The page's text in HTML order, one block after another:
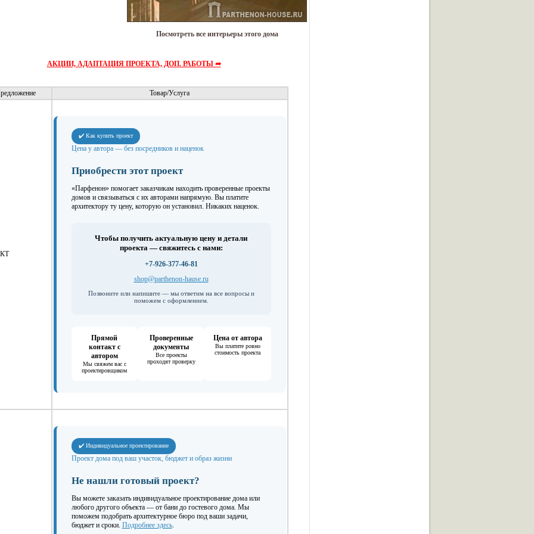
Посмотреть все интерьеры этого дома
АКЦИИ, АДАПТАЦИЯ ПРОЕКТА, ДОП. РАБОТЫ ➦
Товар/Услуга
✔️ Как купить проект
Цена у автора — без посредников и наценок
Приобрести этот проект
«Парфенон» помогает заказчикам находить проверенные проекты
домов и связываться с их авторами напрямую. Вы платите
архитектору ту цену, которую он установил. Никаких наценок.
Чтобы получить актуальную цену и детали
проекта — свяжитесь с нами:
+7-926-377-46-81
shop@parthenon-hause.ru
Позвоните или напишите — мы ответим на все вопросы и
поможем с оформлением.
Прямой
контакт с
автором
Мы свяжем вас с
проектировщиком
Проверенные
документы
Все проекты
проходят проверку
Цена от автора
Вы платите ровно
стоимость проекта
✔️ Индивидуальное проектирование
Проект дома под ваш участок, бюджет и образ жизни
Не нашли готовый проект?
Вы можете заказать индивидуальное проектирование дома или
любого другого объекта — от бани до гостевого дома. Мы
поможем подобрать архитектурное бюро под ваши задачи,
бюджет и сроки. Подробнее здесь.